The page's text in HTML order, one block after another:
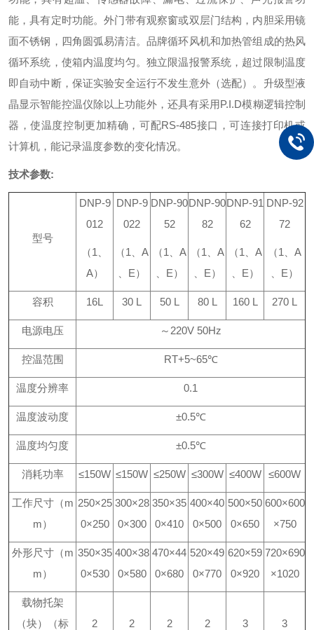
能，具有定时功能。外门带有观察窗或双层门结构，内胆采用镜
面不锈钢，四角圆弧易清洁。 品牌循环风机和加热管组成的热风
循环系统，使箱内温度均匀。 独立限温报警系统，超过限制温度
即自动中断，保证实验安全运行不发生意外（选配）。 升级型液
晶显示智能控温仪除以上功能外，还具有采用P.I.D模糊逻辑控制
器，使温度控制更加精确，可配RS-485接口，可连接打印机或
计算机，能记录温度参数的变化情况。
技术参数:
型号
DNP-9
012
（1
A）
DNP-9
022
（1
A
E）
DNP-90
52
（1
A
E）
DNP-90
82
（1
A
E）
DNP-91
62
（1
A
E）
DNP-92
72
（1
A
E）
容积 16L 30 L 50 L 80 L 160 L 270 L
电源电压 ～220V 50Hz
控温范围 RT+5~65℃
温度分辨率 0.1
温度波动度 ±0.5℃
温度均匀度 ±0.5℃
消耗功率 ≤150W ≤150W ≤250W ≤300W ≤400W ≤600W
工作尺寸（m
m）
250×25
0×250
300×28
0×300
350×35
0×410
400×40
0×500
500×50
0×650
600×600
×750
外形尺寸（m
m）
350×35
0×530
400×38
0×580
470×44
0×680
520×49
0×770
620×59
0×920
720×690
×1020
载物托架
（块）（标
2 2 2 2 3 3